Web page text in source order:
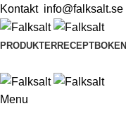
Kontakt info@falksalt.se
PRODUKTERRECEPTBOKEN
Menu